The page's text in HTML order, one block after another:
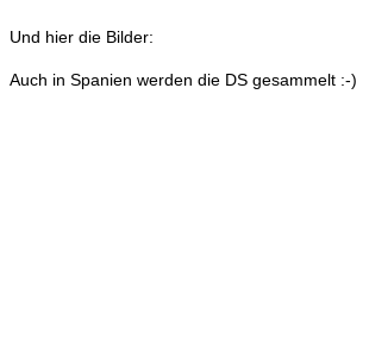
Und hier die Bilder:
Auch in Spanien werden die DS gesammelt :-)